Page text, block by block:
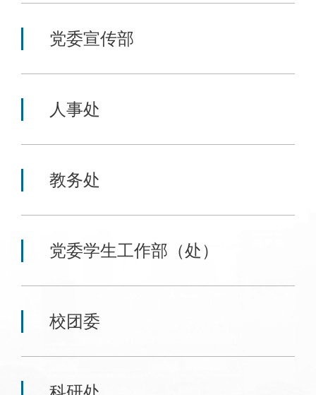
党委宣传部
人事处
教务处
党委学生工作部（处）
校团委